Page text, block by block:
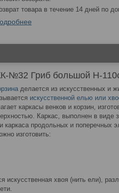
товара в течение 14 дней по
№32 Гриб большой Н-
делается из искусственных и
искусственной елью или
каркасы венков и корзин,
Каркас, выполнен в виде
каркаса продольных и поперечных
изготовить:
искусственная хвоя (нить ели),